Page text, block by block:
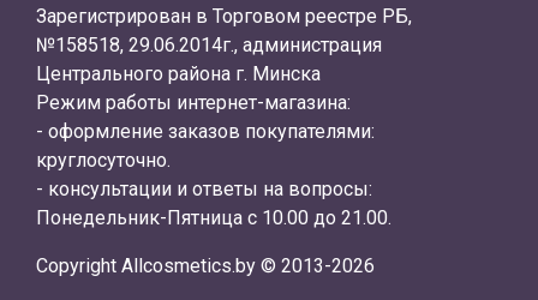
Зарегистрирован в Торговом реестре РБ,
№158518, 29.06.2014г., администрация
Центрального района г. Минска
Режим работы интернет-магазина:
- оформление заказов покупателями:
круглосуточно.
- консультации и ответы на вопросы:
Понедельник-Пятница с 10.00 до 21.00.
Copyright Allcosmetics.by © 2013-2026